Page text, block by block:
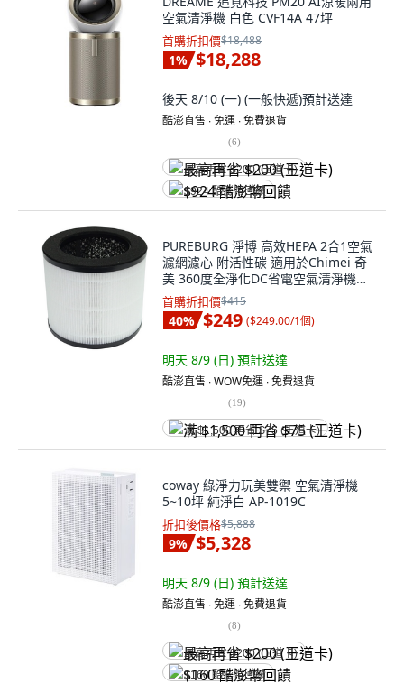
空氣清淨機 白色 CVF14A 47坪
首購折扣價$18,488
1% $18,288
後天 8/10 (一) (一般快遞)預計送達
酷澎直售 ∙ 免運 ∙ 免費退貨
(6)
最高再省 $200 (王道卡)
$924 酷澎幣回饋
PUREBURG 淨博 高效HEPA 2合1空氣
濾網濾心 附活性碳 適用於Chimei 奇
美 360度全淨化DC省電空氣清淨機
AP-03SRC1, 1個, 1202-01
首購折扣價$415
40% $249 ($249.00/1個)
明天 8/9 (日) 預計送達
酷澎直售 ∙ WOW免運 ∙ 免費退貨
(19)
满 $1,500 再省 $75 (王道卡)
coway 綠淨力玩美雙禦 空氣清淨機
5~10坪 純淨白 AP-1019C
折扣後價格$5,888
9% $5,328
明天 8/9 (日) 預計送達
酷澎直售 ∙ 免運 ∙ 免費退貨
(8)
最高再省 $200 (王道卡)
$160 酷澎幣回饋